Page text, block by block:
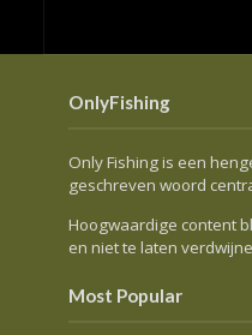
OnlyFishing
Only Fishing is een
geschreven woord
Hoogwaardige content
en niet te laten
Most Popular